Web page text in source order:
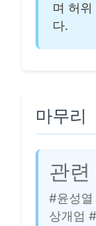
며 허위
다.
마무리
관련
#윤성
상개엄